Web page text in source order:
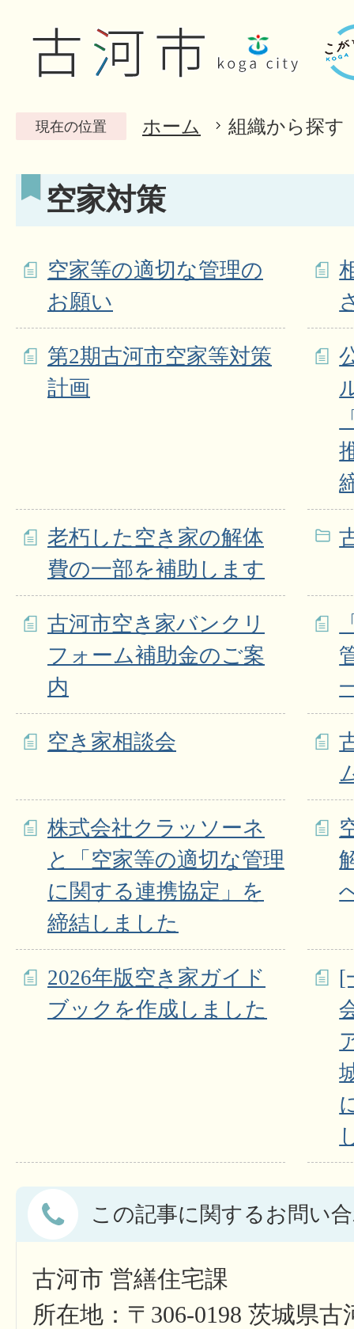
現在の位置 ホーム 組織から探す
空家対策
空家等の適切な管理の
お願い
第2期古河市空家等対策
計画
老朽した空き家の解体
費の一部を補助します
古河市空き家バンクリ
フォーム補助金のご案
内
空き家相談会
株式会社クラッソーネ
と「空家等の適切な管理
に関する連携協定」を
締結しました
2026年版空き家ガイド
ブックを作成しました
[
この記事に関するお問い
古河市 営繕住宅課
所在地：〒306-0198 茨城県古